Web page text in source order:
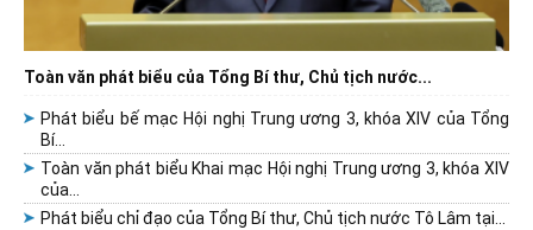
Toàn văn phát biểu của Tổng Bí thư, Chủ tịch nước...
Phát biểu bế mạc Hội nghị Trung ương 3, khóa XIV của Tổng
Bí...
Toàn văn phát biểu Khai mạc Hội nghị Trung ương 3, khóa XIV
của...
Phát biểu chỉ đạo của Tổng Bí thư, Chủ tịch nước Tô Lâm tại...